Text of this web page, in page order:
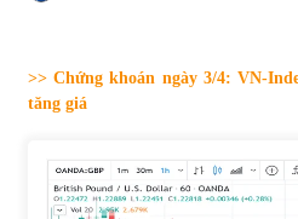
Tự doanh ngày
Top 10 tỷ phú giàu
>> Chứng khoán ngày 3/4: VN-
tăng giá